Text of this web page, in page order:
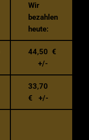
Wir
bezahlen
heute:
44,50 €
+/-
33,70
€ +/-